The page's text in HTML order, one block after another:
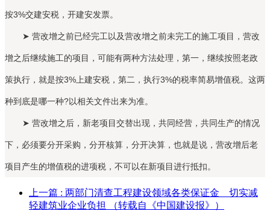
按3%交建安税，开建安发票。
➤ 营改增之前已经完工以及营改增之前未完工的施工项目，营改
增之后继续施工的项目，可能有两种方法处理，第一，继续按照老政
策执行，就是按3%上建安税，第二，执行3%的税率简易增值税。这两
种到底是哪一种?以相关文件出来为准。
➤ 营改增之后，新老项目交替出现，共同经营，共同生产的情况
下，必须要分开采购，分开核算，分开决算，也就是说，营改增后老
项目产生的增值税的进项税，不可以在新项目进行抵扣。
上一篇 : 两部门清查工程建设领域各类保证金 切实减
轻建筑业企业负担 （转载自《中国建设报》）